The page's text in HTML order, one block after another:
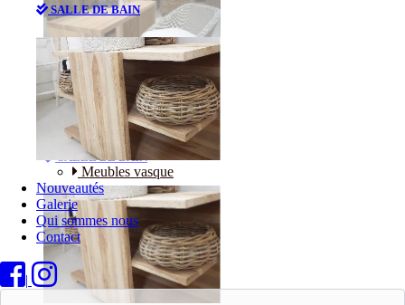
SALLE DE BAIN
Meubles vasque
Nouveautés
Galerie
Qui sommes nous
Contact
|
Bureaux
SALLE DE BAIN